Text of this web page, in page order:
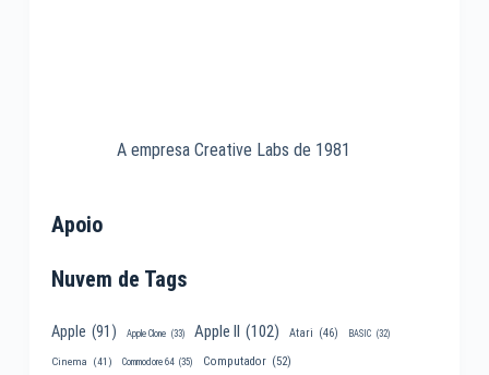
A empresa Creative Labs de 1981
Apoio
Nuvem de Tags
Apple (91) Apple Clone (33) Apple II (102) Atari (46) BASIC (32)
Cinema (41) Commodore 64 (35) Computador (52)